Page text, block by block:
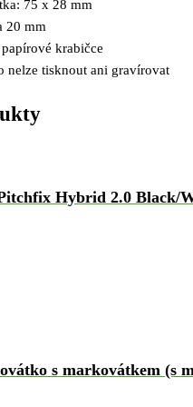
75 x 28 mm
20 mm
krabičce
nelze tisknout ani gravírovat
Hybrid 2.0 Black/
s markovátkem (s